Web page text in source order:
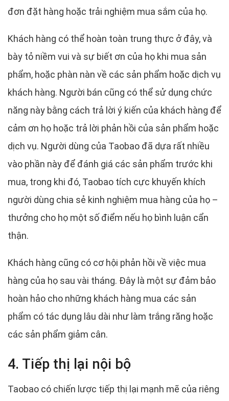
đơn đặt hàng hoặc trải nghiệm mua sắm của họ.
Khách hàng có thể hoàn toàn trung thực ở đây, và
bày tỏ niềm vui và sự biết ơn của họ khi mua sản
phẩm, hoặc phàn nàn về các sản phẩm hoặc dịch vụ
khách hàng. Người bán cũng có thể sử dụng chức
năng này bằng cách trả lời ý kiến ​​của khách hàng để
cảm ơn họ hoặc trả lời phản hồi của sản phẩm hoặc
dịch vụ. Người dùng của Taobao đã dựa rất nhiều
vào phần này để đánh giá các sản phẩm trước khi
mua, trong khi đó, Taobao tích cực khuyến khích
người dùng chia sẻ kinh nghiệm mua hàng của họ –
thưởng cho họ một số điểm nếu họ bình luận cẩn
thận.
Khách hàng cũng có cơ hội phản hồi về việc mua
hàng của họ sau vài tháng. Đây là một sự đảm bảo
hoàn hảo cho những khách hàng mua các sản
phẩm có tác dụng lâu dài như làm trắng răng hoặc
các sản phẩm giảm cân.
4. Tiếp thị lại nội bộ
Taobao có chiến lược tiếp thị lại mạnh mẽ của riêng